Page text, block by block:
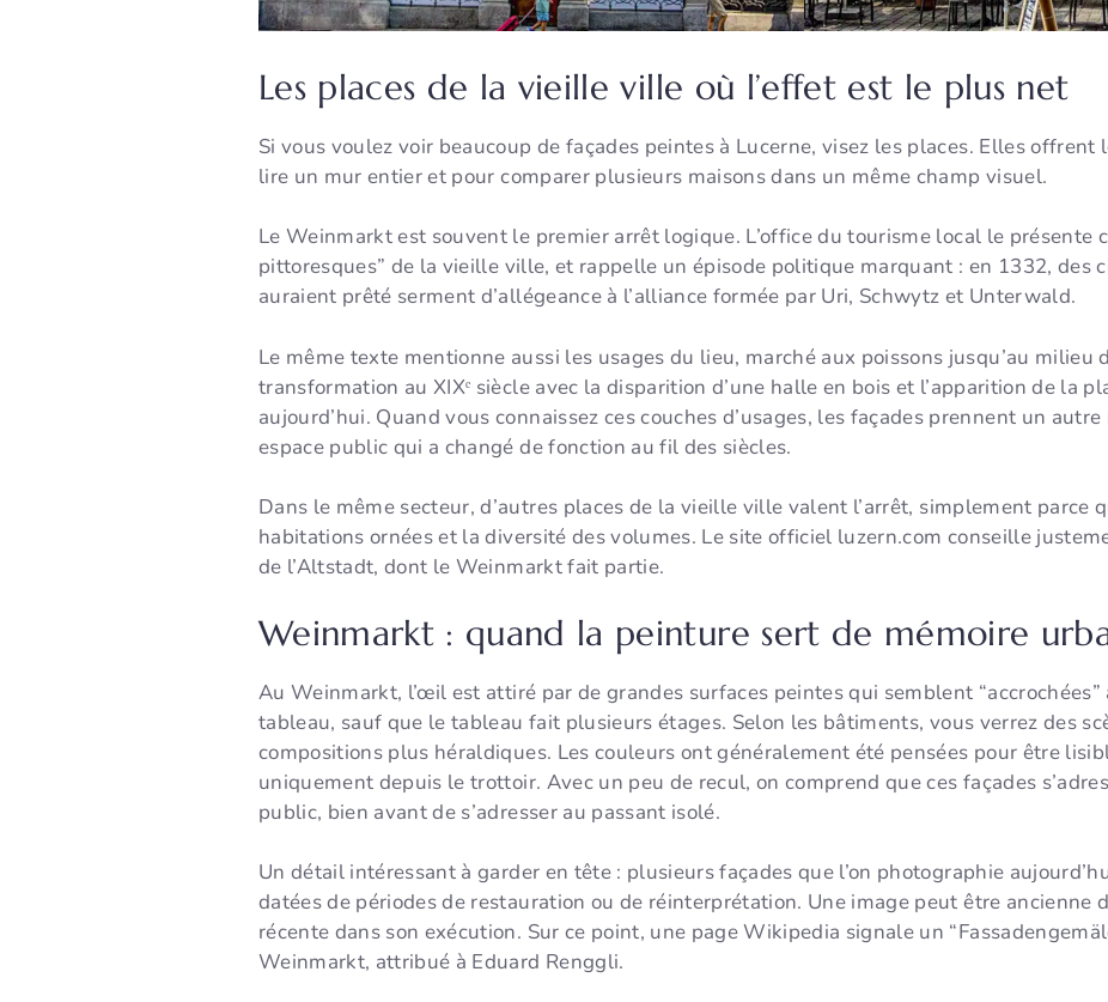
Les places de la vieille ville où l’effet est le plus net
Si vous voulez voir beaucoup de façades peintes à Lucerne, visez les places. Elles offrent
lire un mur entier et pour comparer plusieurs maisons dans un même champ visuel.
Le Weinmarkt est souvent le premier arrêt logique. L’office du tourisme local le présente
pittoresques” de la vieille ville, et rappelle un épisode politique marquant : en 1332, des
auraient prêté serment d’allégeance à l’alliance formée par Uri, Schwytz et Unterwald.
Le même texte mentionne aussi les usages du lieu, marché aux poissons jusqu’au milieu
transformation au XIXᵉ siècle avec la disparition d’une halle en bois et l’apparition de la
aujourd’hui. Quand vous connaissez ces couches d’usages, les façades prennent un
espace public qui a changé de fonction au fil des siècles.
Dans le même secteur, d’autres places de la vieille ville valent l’arrêt, simplement parce
habitations ornées et la diversité des volumes. Le site officiel luzern.com conseille
de l’Altstadt, dont le Weinmarkt fait partie.
Weinmarkt : quand la peinture sert de mémoire
Au Weinmarkt, l’œil est attiré par de grandes surfaces peintes qui semblent “accrochées”
tableau, sauf que le tableau fait plusieurs étages. Selon les bâtiments, vous verrez des
compositions plus héraldiques. Les couleurs ont généralement été pensées pour être
uniquement depuis le trottoir. Avec un peu de recul, on comprend que ces façades
public, bien avant de s’adresser au passant isolé.
Un détail intéressant à garder en tête : plusieurs façades que l’on photographie
datées de périodes de restauration ou de réinterprétation. Une image peut être ancienne
récente dans son exécution. Sur ce point, une page Wikipedia signale un
Weinmarkt, attribué à Eduard Renggli.